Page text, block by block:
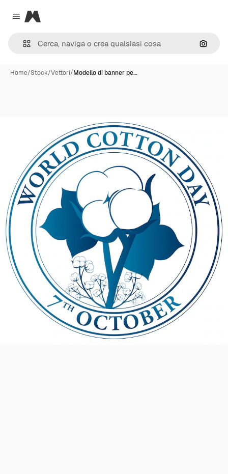
Close menu
Magnific
Cerca
Home/Stock/Vettori/Modello di banner pe…